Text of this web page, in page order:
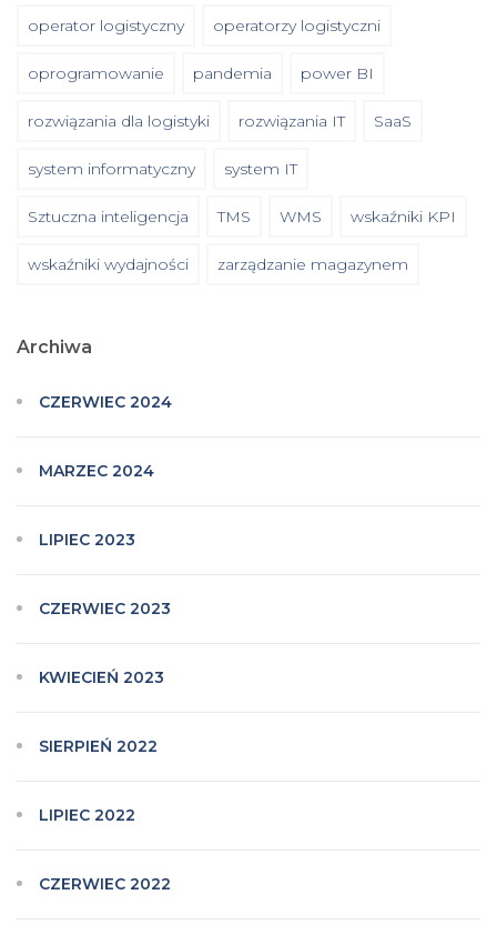
operator logistyczny operatorzy logistyczni
oprogramowanie pandemia power BI
rozwiązania dla logistyki rozwiązania IT SaaS
system informatyczny system IT
Sztuczna inteligencja TMS WMS wskaźniki KPI
wskaźniki wydajności zarządzanie magazynem
Archiwa
CZERWIEC 2024
MARZEC 2024
LIPIEC 2023
CZERWIEC 2023
KWIECIEŃ 2023
SIERPIEŃ 2022
LIPIEC 2022
CZERWIEC 2022